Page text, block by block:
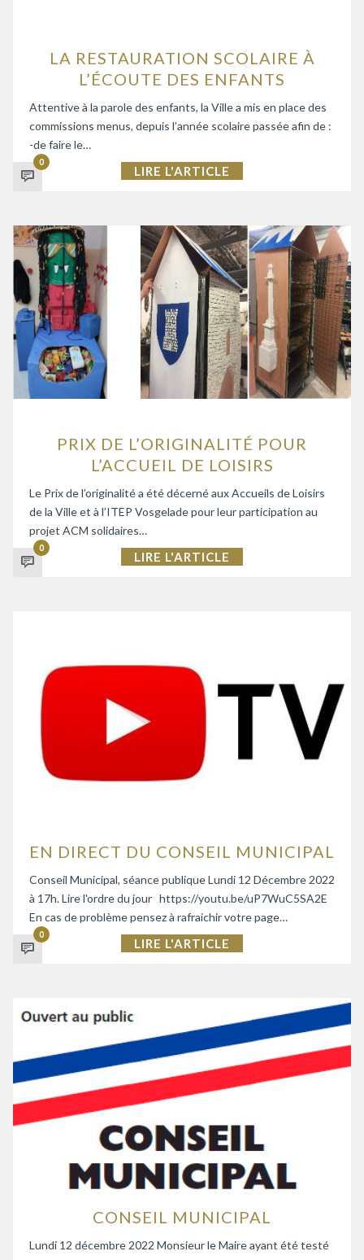
LA RESTAURATION SCOLAIRE À
L’ÉCOUTE DES ENFANTS
Attentive à la parole des enfants, la Ville a mis en place des
commissions menus, depuis l’année scolaire passée afin de :
-de faire le…
0
LIRE L'ARTICLE
PRIX DE L’ORIGINALITÉ POUR
L’ACCUEIL DE LOISIRS
Le Prix de l’originalité a été décerné aux Accueils de Loisirs
de la Ville et à l’ITEP Vosgelade pour leur participation au
projet ACM solidaires…
0
LIRE L'ARTICLE
EN DIRECT DU CONSEIL MUNICIPAL
Conseil Municipal, séance publique Lundi 12 Décembre 2022
à 17h. Lire l'ordre du jour https://youtu.be/uP7WuC5SA2E
En cas de problème pensez à rafraichir votre page…
0
LIRE L'ARTICLE
CONSEIL MUNICIPAL
Lundi 12 décembre 2022 Monsieur le Maire ayant été testé